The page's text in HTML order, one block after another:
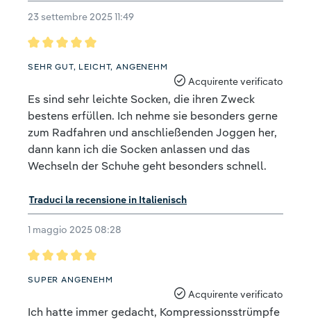
23 settembre 2025 11:49
SEHR GUT, LEICHT, ANGENEHM
Acquirente verificato
Es sind sehr leichte Socken, die ihren Zweck
bestens erfüllen. Ich nehme sie besonders gerne
zum Radfahren und anschließenden Joggen her,
dann kann ich die Socken anlassen und das
Wechseln der Schuhe geht besonders schnell.
Traduci la recensione in Italienisch
1 maggio 2025 08:28
SUPER ANGENEHM
Acquirente verificato
Ich hatte immer gedacht, Kompressionsstrümpfe